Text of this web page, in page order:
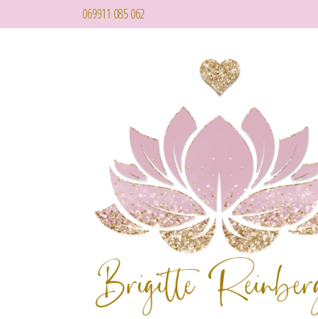
069911 085 062